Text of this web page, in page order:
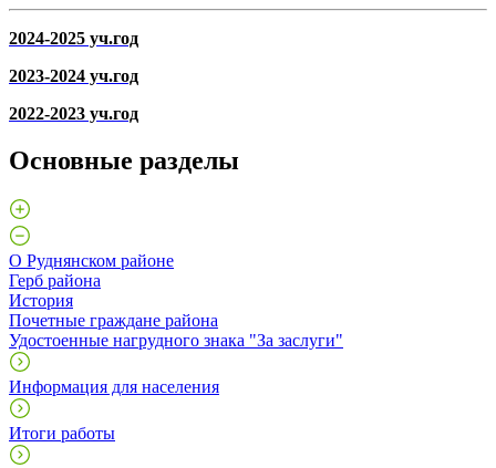
2024-2025 уч.год
2023-2024 уч.год
2022-2023 уч.год
Основные разделы
О Руднянском районе
Герб района
История
Почетные граждане района
Удостоенные нагрудного знака "За заслуги"
Информация для населения
Итоги работы